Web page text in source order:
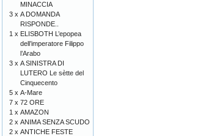
MINACCIA
3 x A DOMANDA
RISPONDE..
1 x ELISBOTH L’epopea
dell’imperatore Filippo
l’Arabo
3 x A SINISTRA DI
LUTERO Le sètte del
Cinquecento
5 x A-Mare
7 x 72 ORE
1 x AMAZON
2 x ANIMA SENZA SCUDO
2 x ANTICHE FESTE